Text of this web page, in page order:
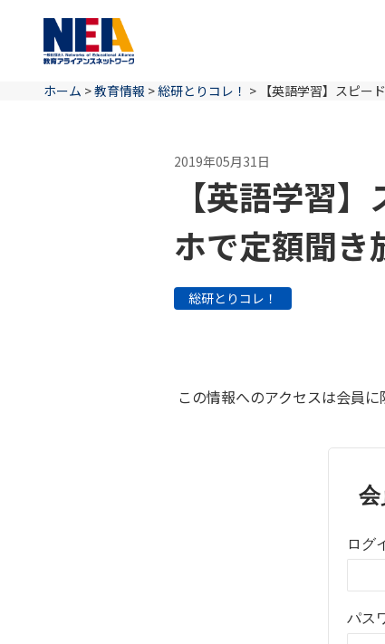
ホーム >教育情報 >総研とりコレ！ > 【英語学習】スピ
2019年05月31日
【英語学習
ホで定額聞
総研とりコレ！
この情報へのアクセスは会員
ログ
パス